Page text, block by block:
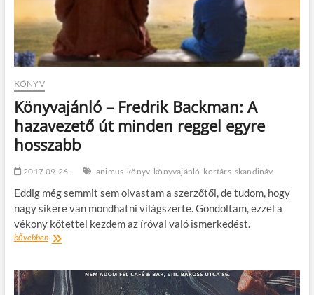
KÖNYV
Könyvajánló – Fredrik Backman: A
hazavezető út minden reggel egyre
hosszabb
2017.09.26. animus könyv könyvajánló kortárs skandináv
Eddig még semmit sem olvastam a szerzőtől, de tudom, hogy
nagy sikere van mondhatni világszerte. Gondoltam, ezzel a
vékony kötettel kezdem az íróval való ismerkedést.
bővebbenKönyvajánló
Backman: